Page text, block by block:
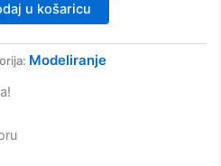
u košaricu
Modeliranje